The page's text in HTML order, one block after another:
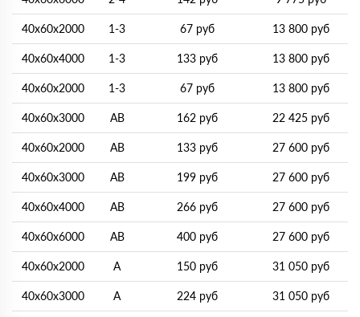
40х60х2000 1-3 67 руб 13 800 руб
40х60х4000 1-3 133 руб 13 800 руб
40х60х2000 1-3 67 руб 13 800 руб
40х60х3000 АВ 162 руб 22 425 руб
40х60х2000 AB 133 руб 27 600 руб
40х60х3000 AB 199 руб 27 600 руб
40х60х4000 AB 266 руб 27 600 руб
40х60х6000 AB 400 руб 27 600 руб
40х60х2000 A 150 руб 31 050 руб
40х60х3000 A 224 руб 31 050 руб